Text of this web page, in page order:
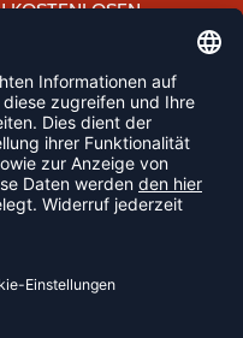
KOSTENLOSEN
UND VERPASSE KEINE